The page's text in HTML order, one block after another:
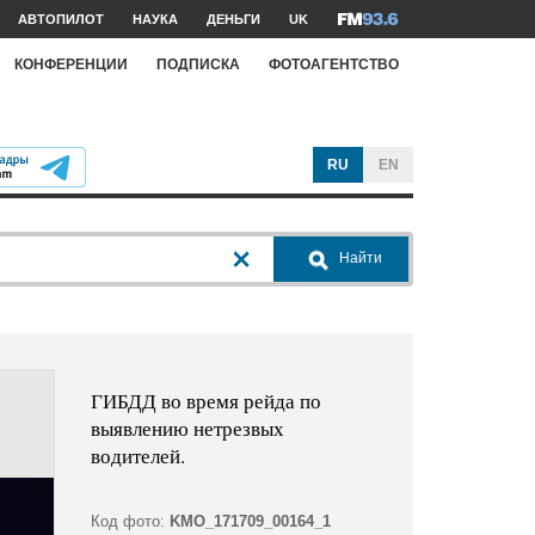
АВТОПИЛОТ НАУКА ДЕНЬГИ UK
КОНФЕРЕНЦИИ ПОДПИСКА ФОТОАГЕНТСТВО
RU EN
Найти
ГИБДД во время рейда по
выявлению нетрезвых
водителей.
Код фото: KMO_171709_00164_1